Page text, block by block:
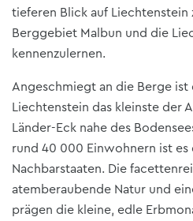
tieferen Blick auf Liechtenstein
Berggebiet Malbun und die
kennenzulernen.
Angeschmiegt an die Berge ist
Liechtenstein das kleinste der
Länder-Eck nahe des
rund 40 000 Einwohnern ist
Nachbarstaaten. Die
atemberaubende Natur und
prägen die kleine, edle